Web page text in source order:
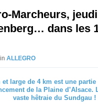
Marcheurs,
dans les
ALLEGRO